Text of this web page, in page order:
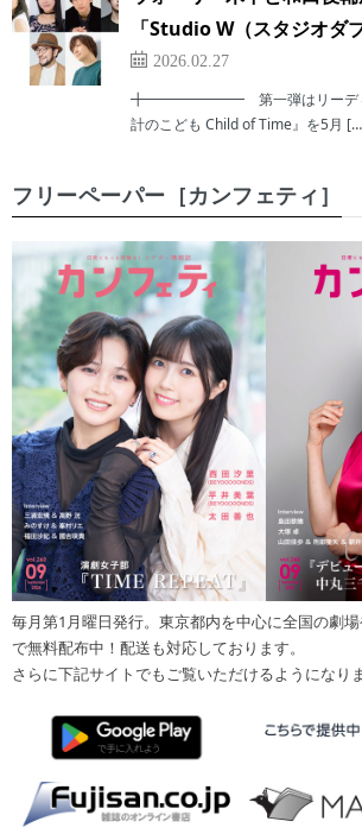
「Studio W（スタジオダ
2026.02.27
╋━━━━━━━ 第一弾はリーディ
計のこども Child of Time』を5月
フリーペーパー［カンフェティ］
毎月第1月曜日発行。東京都内を中心に全国の劇
で無料配布中！配送も対応しております。
さらに下記サイトでもご覧いただけるようになり